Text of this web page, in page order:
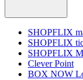
SHOPFLIX
SHOPFLIX
SHOPFLIX
Clever Point
BOX NOW